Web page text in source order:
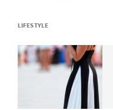
LIFESTYLE